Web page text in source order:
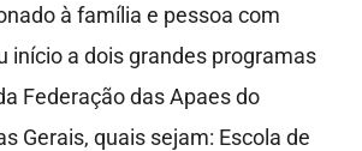
à família e pessoa com
início a dois grandes programas
Federação das Apaes do
Gerais, quais sejam: Escola de